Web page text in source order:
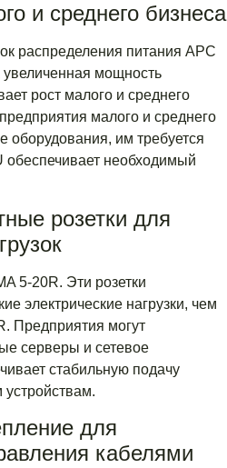
и среднего бизнеса
распределения питания APC
увеличенная мощность
рост малого и среднего
малого и среднего
оборудования, им требуется
обеспечивает необходимый
розетки для
5-20R. Эти розетки
электрические нагрузки, чем
Предприятия могут
серверы и сетевое
стабильную подачу
устройствам.
для
кабелями